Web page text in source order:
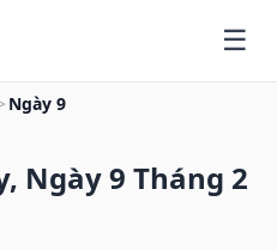
Ngày 9
Ngày 9 Tháng 2